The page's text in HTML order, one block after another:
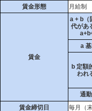
賃金形態
月給制
賃金
a + b（
代があ
a
b 定額
われ
通
賃金締切日
毎月（